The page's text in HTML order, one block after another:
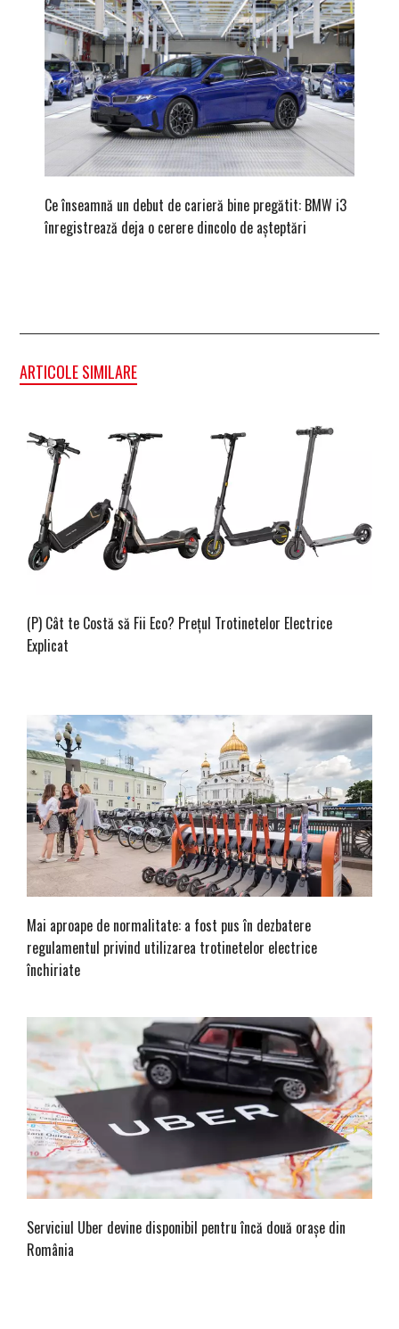
Ce înseamnă un debut de carieră bine pregătit: BMW i3
înregistrează deja o cerere dincolo de așteptări
ARTICOLE SIMILARE
(P) Cât te Costă să Fii Eco? Prețul Trotinetelor Electrice
Explicat
Mai aproape de normalitate: a fost pus în dezbatere
regulamentul privind utilizarea trotinetelor electrice
închiriate
Serviciul Uber devine disponibil pentru încă două orașe din
România